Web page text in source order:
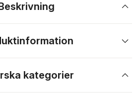
kategorier